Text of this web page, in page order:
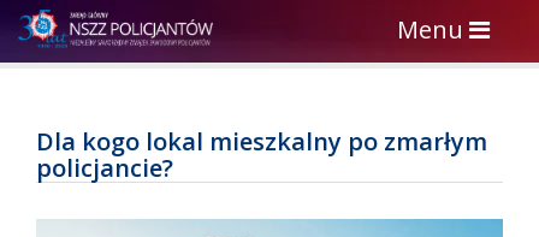
Toggle
navigation
Menu
Dla kogo lokal mieszkalny po zmarłym
policjancie?